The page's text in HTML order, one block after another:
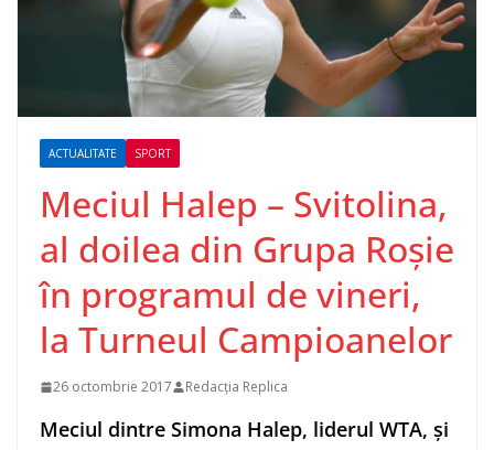
ACTUALITATE SPORT
Meciul Halep – Svitolina,
al doilea din Grupa Roşie
în programul de vineri,
la Turneul Campioanelor
26 octombrie 2017 Redacția Replica
Meciul dintre Simona Halep, liderul WTA, şi